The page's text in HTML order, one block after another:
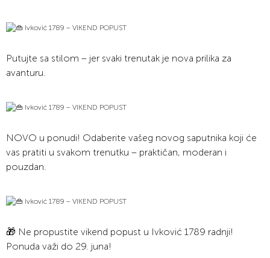
Putujte sa stilom – jer svaki trenutak je nova prilika za
avanturu.
NOVO u ponudi! Odaberite vašeg novog saputnika koji će
vas pratiti u svakom trenutku – praktičan, moderan i
pouzdan.
🎁 Ne propustite vikend popust u Ivković 1789 radnji!
Ponuda važi do 29. juna!